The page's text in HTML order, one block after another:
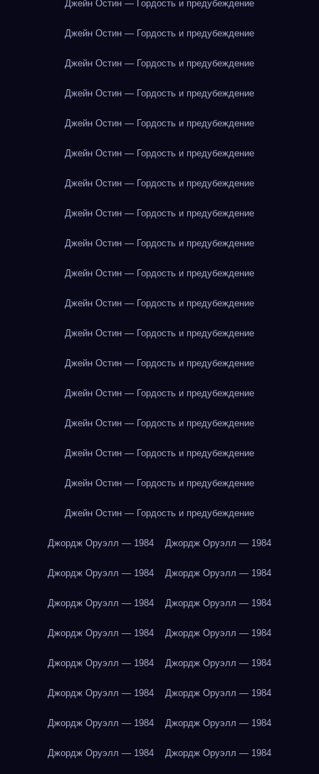
Джейн Остин — Гордость и предубеждение
Джейн Остин — Гордость и предубеждение
Джейн Остин — Гордость и предубеждение
Джейн Остин — Гордость и предубеждение
Джейн Остин — Гордость и предубеждение
Джейн Остин — Гордость и предубеждение
Джейн Остин — Гордость и предубеждение
Джейн Остин — Гордость и предубеждение
Джейн Остин — Гордость и предубеждение
Джейн Остин — Гордость и предубеждение
Джейн Остин — Гордость и предубеждение
Джейн Остин — Гордость и предубеждение
Джейн Остин — Гордость и предубеждение
Джейн Остин — Гордость и предубеждение
Джейн Остин — Гордость и предубеждение
Джейн Остин — Гордость и предубеждение
Джейн Остин — Гордость и предубеждение
Джейн Остин — Гордость и предубеждение
Джордж Оруэлл — 1984 Джордж Оруэлл — 1984
Джордж Оруэлл — 1984 Джордж Оруэлл — 1984
Джордж Оруэлл — 1984 Джордж Оруэлл — 1984
Джордж Оруэлл — 1984 Джордж Оруэлл — 1984
Джордж Оруэлл — 1984 Джордж Оруэлл — 1984
Джордж Оруэлл — 1984 Джордж Оруэлл — 1984
Джордж Оруэлл — 1984 Джордж Оруэлл — 1984
Джордж Оруэлл — 1984 Джордж Оруэлл — 1984